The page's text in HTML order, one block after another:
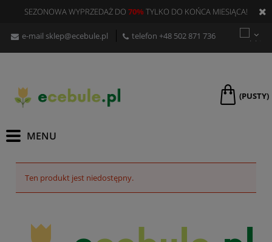
SEZONOWA WYPRZEDAŻ DO 70%TYLKO DO KOŃCA MIESIĄCA!
e-mail sklep@ecebule.pl telefon +48 502 871 736
(PUSTY)
Ten produkt jest niedostępny.